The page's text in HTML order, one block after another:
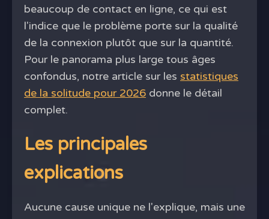
beaucoup de contact en ligne, ce qui est
l'indice que le problème porte sur la qualité
de la connexion plutôt que sur la quantité.
Pour le panorama plus large tous âges
confondus, notre article sur les statistiques
de la solitude pour 2026 donne le détail
complet.
Les principales
explications
Aucune cause unique ne l'explique, mais une